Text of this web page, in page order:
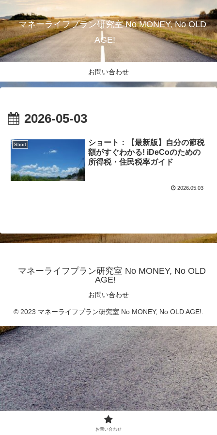
マネーライフプラン研究室 No MONEY, No OLD
AGE!
お問い合わせ
2026-05-03
Short
ショート：【最新版】自分の節税
額がすぐわかる! iDeCoのための
所得税・住民税率ガイド
2026.05.03
マネーライフプラン研究室 No MONEY, No OLD
AGE!
お問い合わせ
© 2023 マネーライフプラン研究室 No MONEY, No OLD AGE!.
お問い合わせ